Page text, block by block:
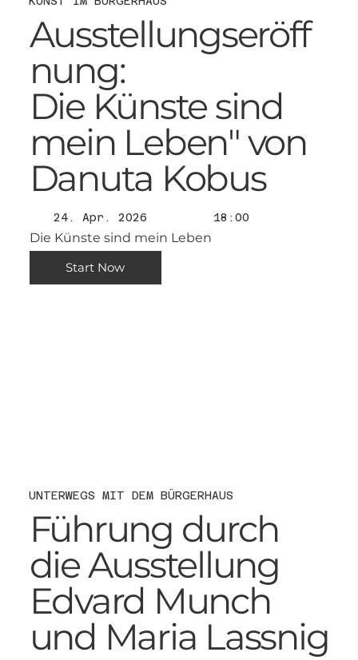
Ausstellungseröff
nung:
Die Künste sind
mein Leben" von
Danuta Kobus
24. Apr. 2026 18:00
Die Künste sind mein Leben
Start Now
UNTERWEGS MIT DEM BÜRGERHAUS
Führung durch
die Ausstellung
Edvard Munch
und Maria Lassnig